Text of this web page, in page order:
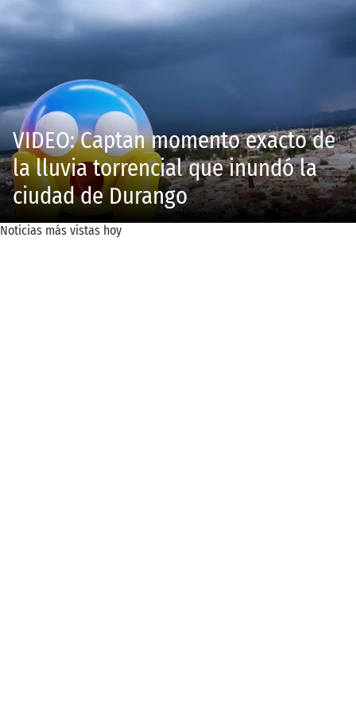
VIDEO: Captan momento exacto de
la lluvia torrencial que inundó la
ciudad de Durango
Noticias más vistas hoy